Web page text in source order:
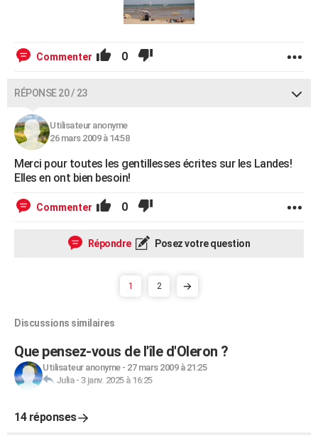
Commenter 0
RÉPONSE 20 / 23
Utilisateur anonyme
26 mars 2009 à 14:58
Merci pour toutes les gentillesses écrites sur les Landes!
Elles en ont bien besoin!
Commenter 0
Répondre Posez votre question
1 2
Discussions similaires
Que pensez-vous de l'île d'Oleron ?
Utilisateur anonyme- 27 mars 2009 à 21:25
Julia- 3 janv. 2025 à 16:25
14 réponses